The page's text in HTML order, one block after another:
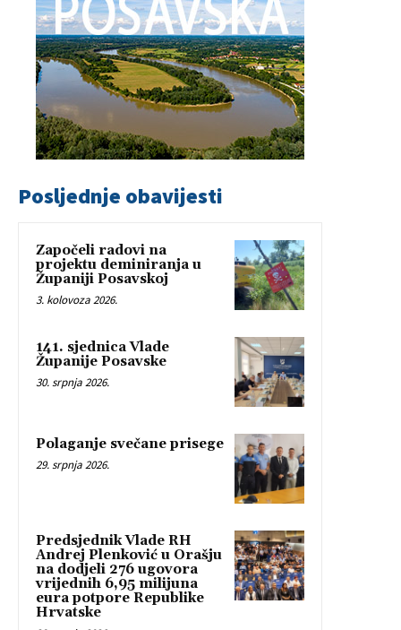
Posljednje obavijesti
Započeli radovi na
projektu deminiranja u
Županiji Posavskoj
3. kolovoza 2026.
141. sjednica Vlade
Županije Posavske
30. srpnja 2026.
Polaganje svečane prisege
29. srpnja 2026.
Predsjednik Vlade RH
Andrej Plenković u Orašju
na dodjeli 276 ugovora
vrijednih 6,95 milijuna
eura potpore Republike
Hrvatske